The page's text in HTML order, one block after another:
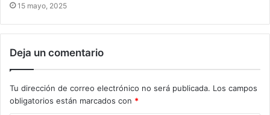
15 mayo, 2025
Deja un comentario
Tu dirección de correo electrónico no será publicada. Los campos
obligatorios están marcados con *